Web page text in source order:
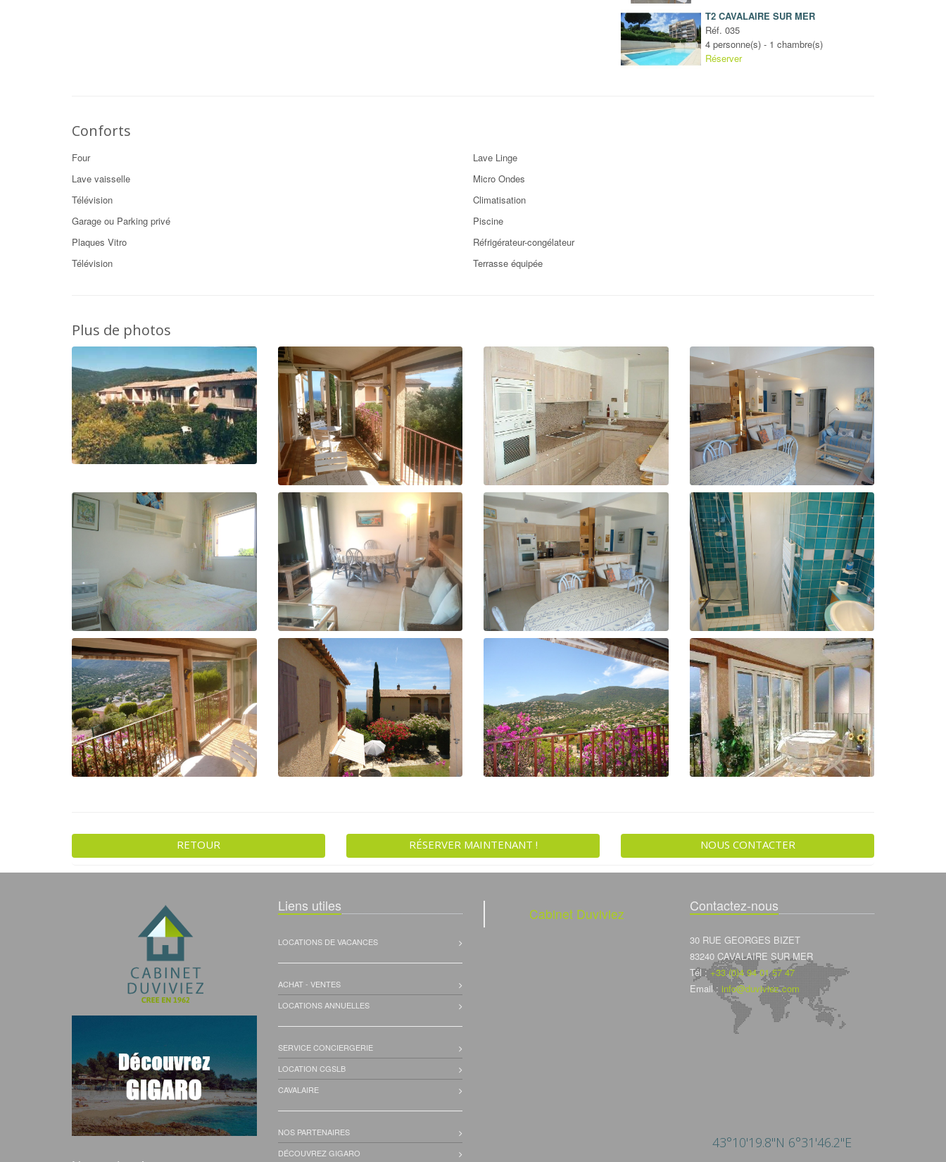
T2 CAVALAIRE SUR MER
Réf. 035
4 personne(s) - 1 chambre(s)
Réserver
Conforts
Four
Lave Linge
Lave vaisselle
Micro Ondes
Télévision
Climatisation
Garage ou Parking privé
Piscine
Plaques Vitro
Réfrigérateur-congélateur
Télévision
Terrasse équipée
Plus de photos
RETOUR RÉSERVER MAINTENANT ! NOUS CONTACTER
Liens utiles
LOCATIONS DE VACANCES
ACHAT - VENTES
LOCATIONS ANNUELLES
SERVICE CONCIERGERIE
LOCATION CGSLB
CAVALAIRE
NOS PARTENAIRES
DÉCOUVREZ GIGARO
Cabinet Duviviez Contactez-nous
30 RUE GEORGES BIZET
83240 CAVALAIRE SUR MER
Tél :+33 (0)4 94 01 57 47
Email : info@duviviez.com
43°10'19.8"N 6°31'46.2"E